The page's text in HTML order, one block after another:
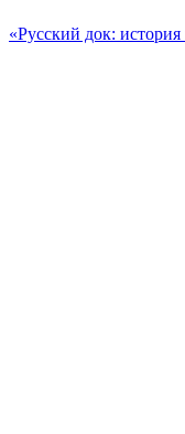
«Русский док: